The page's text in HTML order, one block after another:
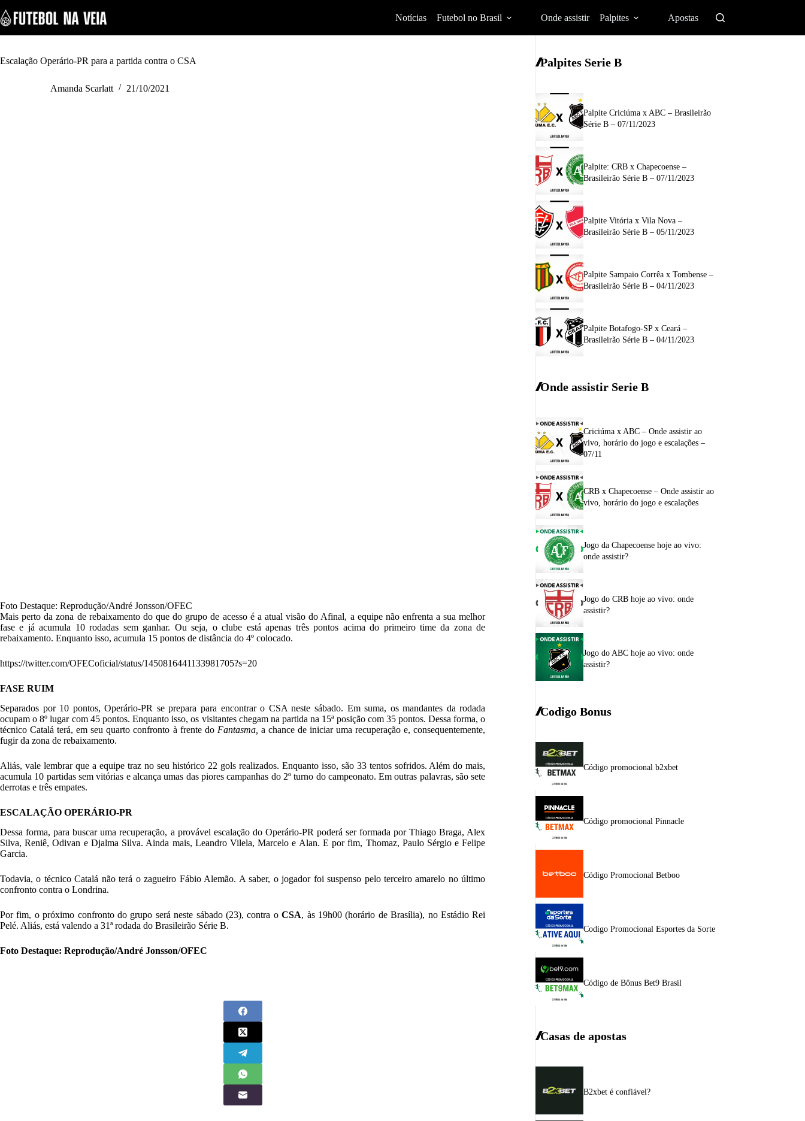
k
i
p
o
Notícias Futebol no Brasil Onde assistir Palpites Apostas
Escalação Operário-PR para a partida contra o CSA
Amanda Scarlatt 21/10/2021
Foto Destaque: Reprodução/André Jonsson/OFEC
Mais perto da zona de rebaixamento do que do grupo de acesso é a atual visão do Afinal, a equipe não enfrenta a sua melhor
fase e já acumula 10 rodadas sem ganhar. Ou seja, o clube está apenas três pontos acima do primeiro time da zona de
rebaixamento. Enquanto isso, acumula 15 pontos de distância do 4º colocado.
https://twitter.com/OFECoficial/status/1450816441133981705?s=20
FASE RUIM
Separados por 10 pontos, Operário-PR se prepara para encontrar o CSA neste sábado. Em suma, os mandantes da rodada
ocupam o 8º lugar com 45 pontos. Enquanto isso, os visitantes chegam na partida na 15ª posição com 35 pontos. Dessa forma, o
técnico Catalá terá, em seu quarto confronto à frente do Fantasma, a chance de iniciar uma recuperação e, consequentemente,
fugir da zona de rebaixamento.
Aliás, vale lembrar que a equipe traz no seu histórico 22 gols realizados. Enquanto isso, são 33 tentos sofridos. Além do mais,
acumula 10 partidas sem vitórias e alcança umas das piores campanhas do 2º turno do campeonato. Em outras palavras, são sete
derrotas e três empates.
ESCALAÇÃO OPERÁRIO-PR
Dessa forma, para buscar uma recuperação, a provável escalação do Operário-PR poderá ser formada por Thiago Braga, Alex
Silva, Reniê, Odivan e Djalma Silva. Ainda mais, Leandro Vilela, Marcelo e Alan. E por fim, Thomaz, Paulo Sérgio e Felipe
Garcia.
Todavia, o técnico Catalá não terá o zagueiro Fábio Alemão. A saber, o jogador foi suspenso pelo terceiro amarelo no último
confronto contra o Londrina.
Por fim, o próximo confronto do grupo será neste sábado (23), contra oCSA, às 19h00 (horário de Brasília), no Estádio Rei
Pelé. Aliás, está valendo a 31ª rodada do Brasileirão Série B.
Foto Destaque: Reprodução/André Jonsson/OFEC
Palpites Serie B
Palpite Criciúma x ABC – Brasileirão
Série B – 07/11/2023
Palpite: CRB x Chapecoense –
Brasileirão Série B – 07/11/2023
Palpite Vitória x Vila Nova –
Brasileirão Série B – 05/11/2023
Palpite Sampaio Corrêa x Tombense –
Brasileirão Série B – 04/11/2023
Palpite Botafogo-SP x Ceará –
Brasileirão Série B – 04/11/2023
Onde assistir Serie B
Criciúma x ABC – Onde assistir ao
vivo, horário do jogo e escalações –
07/11
CRB x Chapecoense – Onde assistir ao
vivo, horário do jogo e escalações
Jogo da Chapecoense hoje ao vivo:
onde assistir?
Jogo do CRB hoje ao vivo: onde
assistir?
Jogo do ABC hoje ao vivo: onde
assistir?
Codigo Bonus
Código promocional b2xbet
Código promocional Pinnacle
Código Promocional Betboo
Codigo Promocional Esportes da Sorte
Código de Bônus Bet9 Brasil
Casas de apostas
B2xbet é confiável?